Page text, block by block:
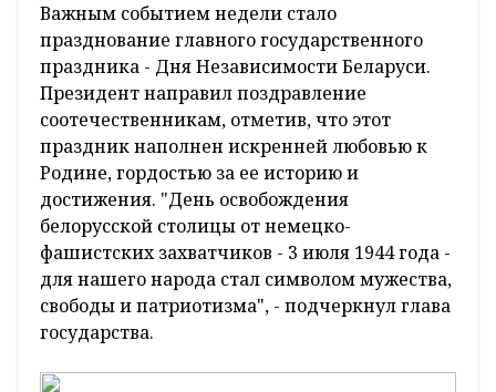
Важным событием недели стало
празднование главного государственного
праздника - Дня Независимости Беларуси.
Президент направил поздравление
соотечественникам, отметив, что этот
праздник наполнен искренней любовью к
Родине, гордостью за ее историю и
достижения. "День освобождения
белорусской столицы от немецко-
фашистских захватчиков - 3 июля 1944 года -
для нашего народа стал символом мужества,
свободы и патриотизма", - подчеркнул глава
государства.